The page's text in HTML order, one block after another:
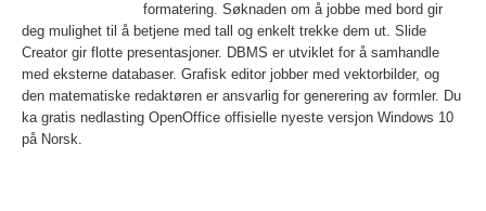
formatering. Søknaden om å jobbe med bord gir
deg mulighet til å betjene med tall og enkelt trekke dem ut. Slide
Creator gir flotte presentasjoner. DBMS er utviklet for å samhandle
med eksterne databaser. Grafisk editor jobber med vektorbilder, og
den matematiske redaktøren er ansvarlig for generering av formler. Du
ka gratis nedlasting OpenOffice offisielle nyeste versjon Windows 10
på Norsk.